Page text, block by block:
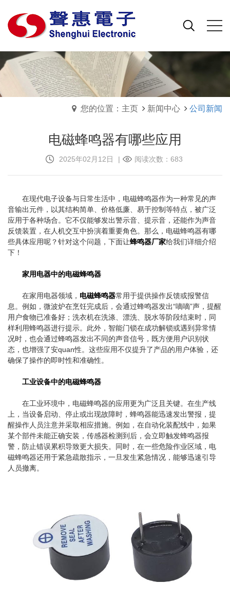
您的位置：主页 新闻中心 公司新闻
电磁蜂鸣器有哪些应用
2025年02月12日 | 阅读次数：683
在现代电子设备与日常生活中，电磁蜂鸣器作为一种常见的声
音输出元件，以其结构简单、价格低廉、易于控制等特点，被广泛
应用于各种场合。它不仅能够发出警示音、提示音，还能作为声音
反馈装置，在人机交互中扮演着重要角色。那么，电磁蜂鸣器有哪
些具体应用呢？针对这个问题，下面让蜂鸣器厂家给我们详细介绍
下！
家用电器中的电磁蜂鸣器
在家用电器领域， 电磁蜂鸣器常用于提供操作反馈或报警信
息。例如，微波炉在烹饪完成后，会通过蜂鸣器发出“嘀嘀”声，提醒
用户食物已准备好；洗衣机在洗涤、漂洗、脱水等阶段结束时，同
样利用蜂鸣器进行提示。此外，智能门锁在成功解锁或遇到异常情
况时，也会通过蜂鸣器发出不同的声音信号，既方便用户识别状
态，也增强了安quan性。这些应用不仅提升了产品的用户体验，还
确保了操作的即时性和准确性。
工业设备中的电磁蜂鸣器
在工业环境中，电磁蜂鸣器的应用更为广泛且关键。在生产线
上，当设备启动、停止或出现故障时，蜂鸣器能迅速发出警报，提
醒操作人员注意并采取相应措施。例如，在自动化装配线中，如果
某个部件未能正确安装，传感器检测到后，会立即触发蜂鸣器报
警，防止错误累积导致更大损失。同时，在一些危险作业区域，电
磁蜂鸣器还用于紧急疏散指示，一旦发生紧急情况，能够迅速引导
人员撤离。